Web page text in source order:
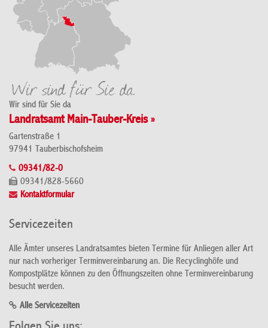
Wir sind für Sie da
Landratsamt Main-Tauber-Kreis »
Gartenstraße 1
97941 Tauberbischofsheim
09341/82-0
09341/828-5660
Kontaktformular
Servicezeiten
Alle Ämter unseres Landratsamtes bieten Termine für Anliegen aller Art
nur nach vorheriger Terminvereinbarung an. Die Recyclinghöfe und
Kompostplätze können zu den Öffnungszeiten ohne Terminvereinbarung
besucht werden.
Alle Servicezeiten